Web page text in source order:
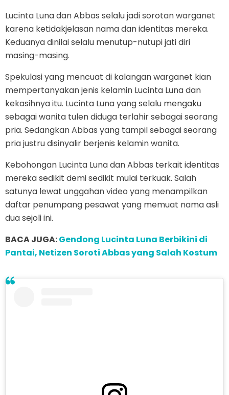
Lucinta Luna dan Abbas selalu jadi sorotan warganet
karena ketidakjelasan nama dan identitas mereka.
Keduanya dinilai selalu menutup-nutupi jati diri
masing-masing.
Spekulasi yang mencuat di kalangan warganet kian
mempertanyakan jenis kelamin Lucinta Luna dan
kekasihnya itu. Lucinta Luna yang selalu mengaku
sebagai wanita tulen diduga terlahir sebagai seorang
pria. Sedangkan Abbas yang tampil sebagai seorang
pria justru disinyalir berjenis kelamin wanita.
Kebohongan Lucinta Luna dan Abbas terkait identitas
mereka sedikit demi sedikit mulai terkuak. Salah
satunya lewat unggahan video yang menampilkan
daftar penumpang pesawat yang memuat nama asli
dua sejoli ini.
BACA JUGA:Gendong Lucinta Luna Berbikini di
Pantai, Netizen Soroti Abbas yang Salah Kostum